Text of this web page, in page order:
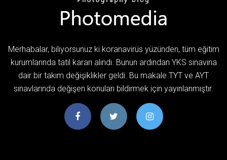
Merhabalar, biliyorsunuz ki koranavirüs yüzünden, tüm eğitim
kurumlarında tatil kararı alındı. Bunun ardından YKS sınavına
dair bir takım değişiklikler geldi. Bu makale TYT ve AYT
sınavlarında değişen konuları bildirmek için yayınlanmıştır.